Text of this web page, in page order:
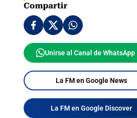
Compartir
Unirse al Canal de WhatsApp
La FM en Google News
La FM en Google Discover